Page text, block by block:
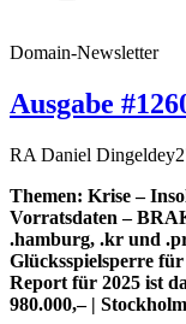
Domain-Newsletter
Ausgabe
RA Daniel Dingeldey
Themen: Krise –
Vorratsdaten –
.hamburg, .kr und
Glücksspielsperre
Report für 2025 ist
980.000,– |